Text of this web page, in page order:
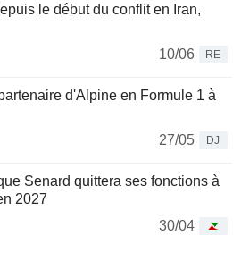
le début du conflit en Iran,
10/06
RE
d'Alpine en Formule 1 à
27/05
DJ
Senard quittera ses fonctions à
2027
30/04